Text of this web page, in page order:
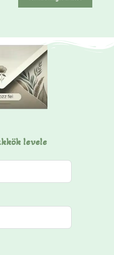
l
levele